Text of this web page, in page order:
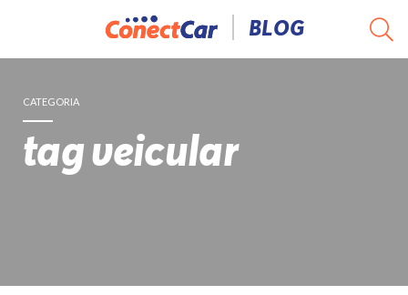
BLOG
CATEGORIA
tag veicular